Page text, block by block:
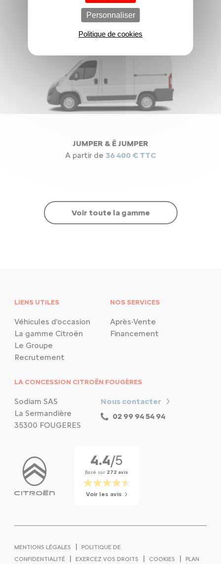
AMI
A partir de8 190€ € TTC
JUMPER & Ë JUMPER
A partir de 36 400 € TTC
Voir toute la gamme
LIENS UTILES
Véhicules d’occasion
La gamme Citroën
Le Groupe
Recrutement
NOS SERVICES
Après-Vente
Financement
LA CONCESSION CITROËN FOUGÈRES
Sodiam SAS
La Sermandière
35300 FOUGERES
Nous contacter
02 99 94 54 94
4.4/5
Basé sur 272 avis
Voir les avis
MENTIONS LÉGALES |
POLITIQUE DE
CONFIDENTIALITÉ
| EXERCEZ VOS DROITS | COOKIES | PLAN
Personnaliser
Politique de cookies